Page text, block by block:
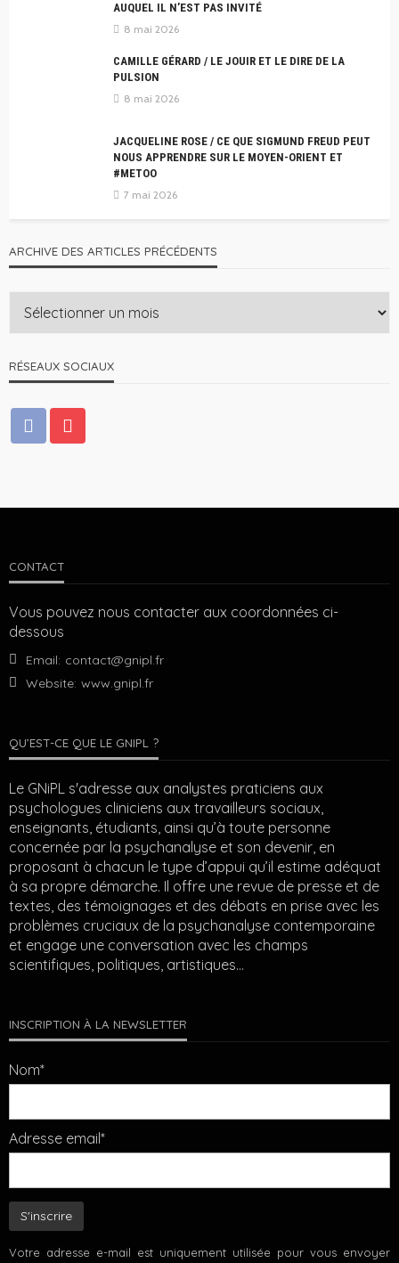
AUQUEL IL N’EST PAS INVITÉ
8 mai 2026
CAMILLE GÉRARD / LE JOUIR ET LE DIRE DE LA
PULSION
8 mai 2026
JACQUELINE ROSE / CE QUE SIGMUND FREUD PEUT
NOUS APPRENDRE SUR LE MOYEN-ORIENT ET
#METOO
7 mai 2026
ARCHIVE DES ARTICLES PRÉCÉDENTS
RÉSEAUX SOCIAUX
CONTACT
Vous pouvez nous contacter aux coordonnées ci-
dessous
Email: contact@gnipl.fr
Website: www.gnipl.fr
QU’EST-CE QUE LE GNIPL ?
Le GNiPL s'adresse aux analystes praticiens aux
psychologues cliniciens aux travailleurs sociaux,
enseignants, étudiants, ainsi qu’à toute personne
concernée par la psychanalyse et son devenir, en
proposant à chacun le type d’appui qu’il estime adéquat
à sa propre démarche. Il offre une revue de presse et de
textes, des témoignages et des débats en prise avec les
problèmes cruciaux de la psychanalyse contemporaine
et engage une conversation avec les champs
scientifiques, politiques, artistiques…
INSCRIPTION À LA NEWSLETTER
Nom*
Adresse email*
Votre adresse e-mail est uniquement utilisée pour vous envoyer